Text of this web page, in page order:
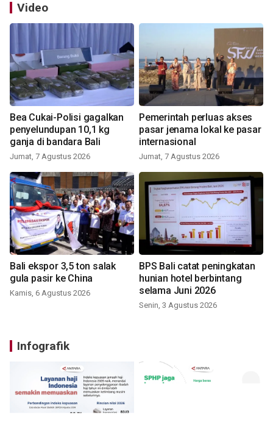
Video
Bea Cukai-Polisi gagalkan
penyelundupan 10,1 kg
ganja di bandara Bali
Jumat, 7 Agustus 2026
Pemerintah perluas akses
pasar jenama lokal ke pasar
internasional
Jumat, 7 Agustus 2026
Bali ekspor 3,5 ton salak
gula pasir ke China
Kamis, 6 Agustus 2026
BPS Bali catat peningkatan
hunian hotel berbintang
selama Juni 2026
Senin, 3 Agustus 2026
Infografik